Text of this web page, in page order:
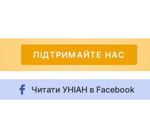
ПІДТРИМАЙТЕ НАС
Читати УНІАН в Facebook